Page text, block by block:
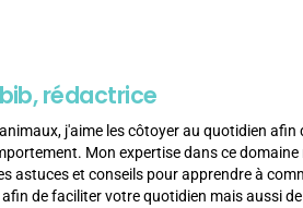
rédactrice
j'aime les côtoyer au quotidien afin
Mon expertise dans ce domaine
astuces et conseils pour apprendre à
de faciliter votre quotidien mais aussi